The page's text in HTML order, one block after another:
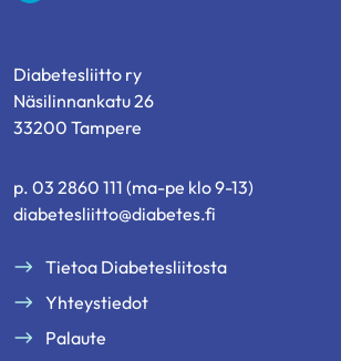
Diabetesliitto ry
Näsilinnankatu 26
33200 Tampere
p. 03 2860 111 (ma-pe klo 9-13)
diabetesliitto@diabetes.fi
Tietoa Diabetesliitosta
Yhteystiedot
Palaute